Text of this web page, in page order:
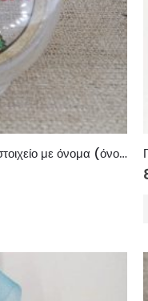
Μπάλα plexiglass 10 εκ. – ξύλινο στοιχείο με όνομα (όνομα τηε επιλογής σας)